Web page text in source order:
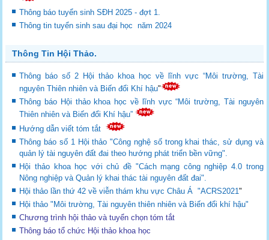
Thông báo tuyển sinh SĐH 2025 - đợt 1.
Thông tin tuyển sinh sau đại học năm 2024
Thông Tin Hội Thảo.
Thông báo số 2 Hội thảo khoa học về lĩnh vực “Môi trường, Tài
nguyên Thiên nhiên và Biến đổi Khí hậu"
Thông báo Hội thảo khoa học về lĩnh vực “Môi trường, Tài nguyên
Thiên nhiên và Biến đổi Khí hậu”
Hướng dẫn viết tóm tắt
Thông báo số 1 Hội thảo "Công nghệ số trong khai thác, sử dụng và
quản lý tài nguyên đất đai theo hướng phát triển bền vững".
Hội thảo khoa học với chủ đề "Cách mạng công nghiệp 4.0 trong
Nông nghiệp và Quản lý khai thác tài nguyên đất đai".
Hội thảo lần thứ 42 về viễn thám khu vực Châu Á "ACRS2021"
Hội thảo "Môi trường, Tài nguyên thiên nhiên và Biến đổi khí hậu"
Chương trình hội thảo và tuyển chọn tóm tắt
Thông báo tổ chức Hội thảo khoa học